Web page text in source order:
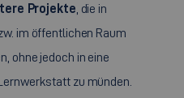
Projekte , die in
im öffentlichen Raum
ohne jedoch in eine
zu münden.